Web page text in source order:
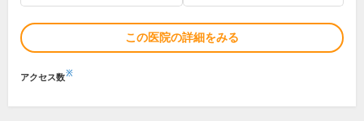
この医院の詳細をみる
アクセス数※